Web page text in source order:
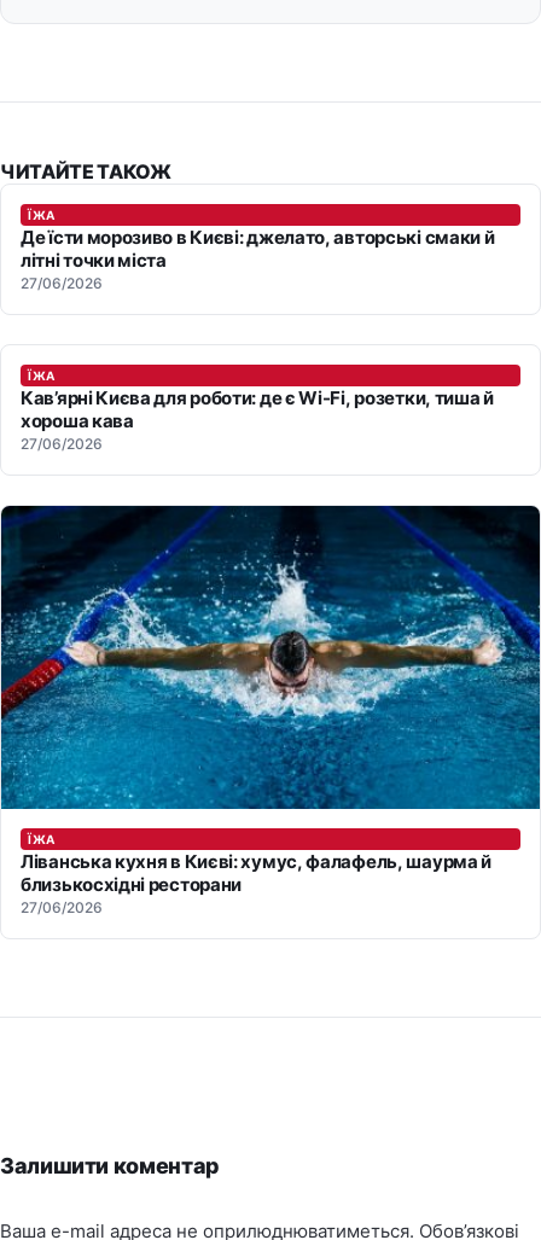
ЧИТАЙТЕ ТАКОЖ
ЇЖА
Де їсти морозиво в Києві: джелато, авторські смаки й
літні точки міста
27/06/2026
ЇЖА
Кав’ярні Києва для роботи: де є Wi-Fi, розетки, тиша й
хороша кава
27/06/2026
ЇЖА
Ліванська кухня в Києві: хумус, фалафель, шаурма й
близькосхідні ресторани
27/06/2026
Залишити коментар
Ваша e-mail адреса не оприлюднюватиметься. Обов’язкові